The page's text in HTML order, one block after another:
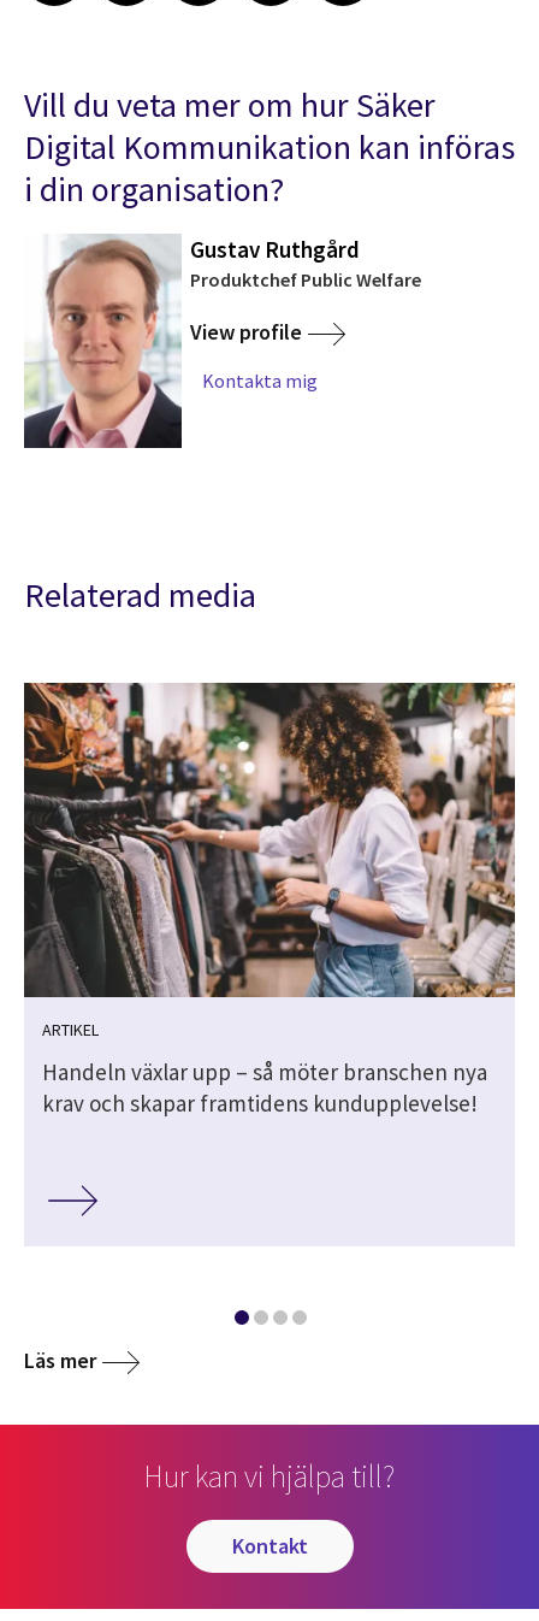
Vill du veta mer om hur Säker
Digital Kommunikation kan införas
i din organisation?
Gustav Ruthgård
Produktchef Public Welfare
View profile
Kontakta mig
Relaterad media
ARTIKEL
Handeln växlar upp – så möter branschen nya
krav och skapar framtidens kundupplevelse!
Läs mer
Hur kan vi hjälpa till?
kontakt